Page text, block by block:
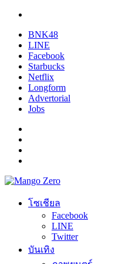
BNK48
LINE
Facebook
Starbucks
Netflix
Longform
Advertorial
Jobs
โซเชียล
Facebook
LINE
Twitter
บันเทิง